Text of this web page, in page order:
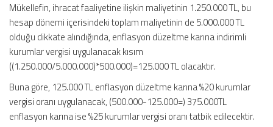
Mükellefin, ihracat faaliyetine ilişkin maliyetinin 1.250.000 TL, bu
hesap dönemi içerisindeki toplam maliyetinin de 5.000.000 TL
olduğu dikkate alındığında, enflasyon düzeltme karına indirimli
kurumlar vergisi uygulanacak kısım
((1.250.000/5.000.000)*500.000)=125.000 TL olacaktır.
Buna göre, 125.000 TL enflasyon düzeltme karına %20 kurumlar
vergisi oranı uygulanacak, (500.000-125.000=) 375.000TL
enflasyon karına ise %25 kurumlar vergisi oranı tatbik edilecektir.